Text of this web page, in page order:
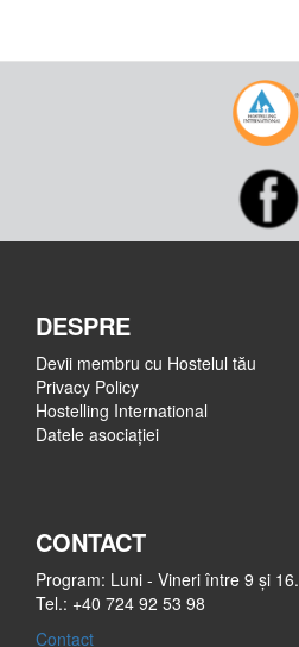
DESPRE
Devii membru cu Hostelul tău
Privacy Policy
Hostelling International
Datele asociației
CONTACT
Program: Luni - Vineri între 9 și 16.
Tel.: +40 724 92 53 98
Contact